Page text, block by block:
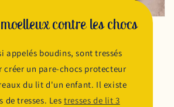
contre les chocs
appelés boudins, sont tressés
créer un pare-chocs protecteur
du lit d'un enfant. Il existe
de tresses. Lestresses de lit 3